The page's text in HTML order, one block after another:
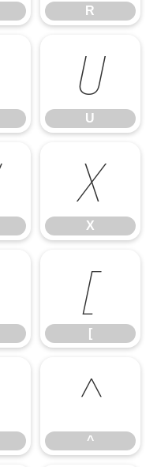
R
U
U
X
X
[
[
^
^